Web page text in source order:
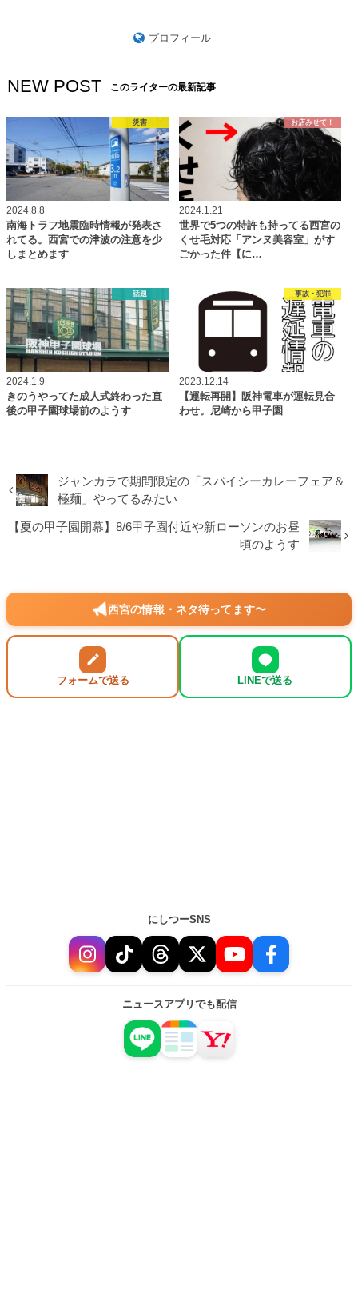
プロフィール
NEW POST このライターの最新記事
災害
2024.8.8
南海トラフ地震臨時情報が発表さ
れてる。西宮での津波の注意を少
しまとめます
お店みせて！
2024.1.21
世界で5つの特許も持ってる西宮の
くせ毛対応「アンヌ美容室」がす
ごかった件【に…
話題
2024.1.9
きのうやってた成人式終わった直
後の甲子園球場前のようす
事故・犯罪
2023.12.14
【運転再開】阪神電車が運転見合
わせ。尼崎から甲子園
ジャンカラで期間限定の「スパイシーカレーフェア＆
極麺」やってるみたい
【夏の甲子園開幕】8/6甲子園付近や新ローソンのお昼
頃のようす
西宮の情報・ネタ待ってます〜
フォームで送る LINEで送る
にしつーSNS
ニュースアプリでも配信